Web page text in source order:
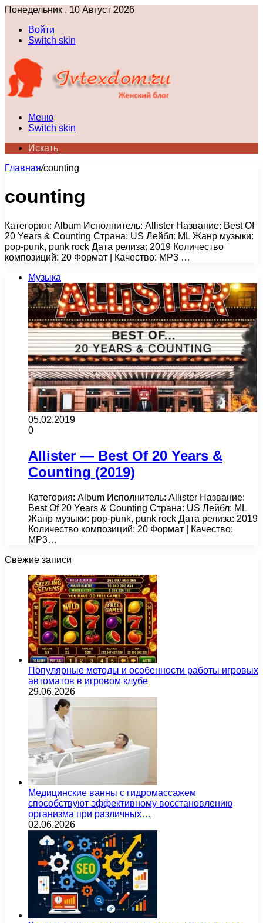
Понедельник , 10 Август 2026
Войти
Switch skin
Меню
Switch skin
Искать
Главная/counting
counting
Категория: Album Исполнитель: Allister Название: Best Of
20 Years & Counting Страна: US Лейбл: ML Жанр музыки:
pop-punk, punk rock Дата релиза: 2019 Количество
композиций: 20 Формат | Качество: MP3 …
Музыка
05.02.2019
0
Allister — Best Of 20 Years &
Counting (2019)
Категория: Album Исполнитель: Allister Название:
Best Of 20 Years & Counting Страна: US Лейбл: ML
Жанр музыки: pop-punk, punk rock Дата релиза: 2019
Количество композиций: 20 Формат | Качество:
MP3…
Свежие записи
Популярные методы и особенности работы игровых
автоматов в игровом клубе
29.06.2026
Медицинские ванны с гидромассажем
способствуют эффективному восстановлению
организма при различных…
02.06.2026